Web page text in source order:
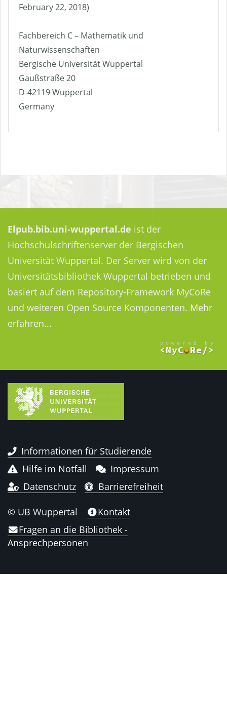
February 22, 2018)
Fachbereich C – Mathematik und
Naturwissenschaften
Bergische Universität Wuppertal
Gaußstraße 20
D-42119 Wuppertal
Germany
Elpub.bib.uni-wuppertal.de ist der
Hochschulschriftenserver der Bergischen
Universität Wuppertal. Der Server wird von der
Universitätsbibliothek Wuppertal betrieben und
basiert auf dem Repository-Framework MyCoRe
und weiteren Open Source Komponenten. Mehr
erfahren...
Informationen für Studierende
Hilfe im Notfall
Impressum
Datenschutz
Barrierefreiheit
© UB Wuppertal
Kontakt
Fragen an die Bibliothek -
Ansprechpersonen